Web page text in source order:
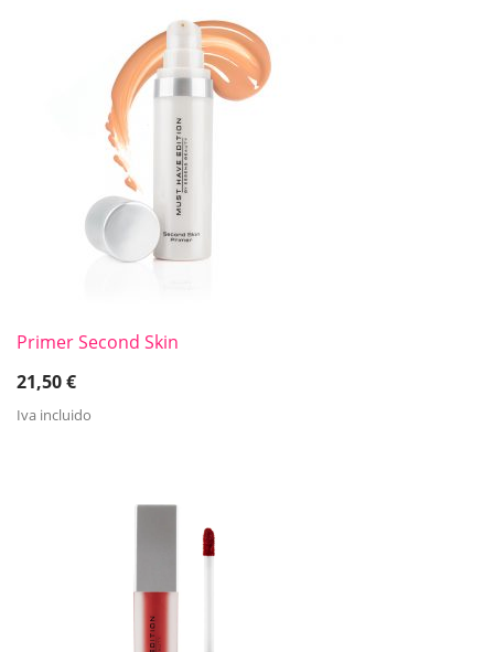
Primer Second Skin
21,50€
Iva incluido